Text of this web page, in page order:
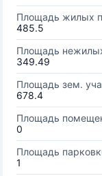
Площадь жилых
485.5
Площадь
349.49
Площадь зем.
678.4
Площадь
0
Площадь
1